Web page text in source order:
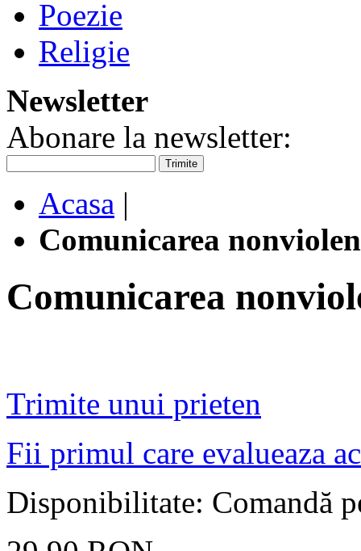
Poezie
Religie
Newsletter
Abonare la newsletter:
Trimite
Acasa |
Comunicarea
Comunicarea
Trimite unui prieten
Fii primul care evalueaza
Disponibilitate: Comandă